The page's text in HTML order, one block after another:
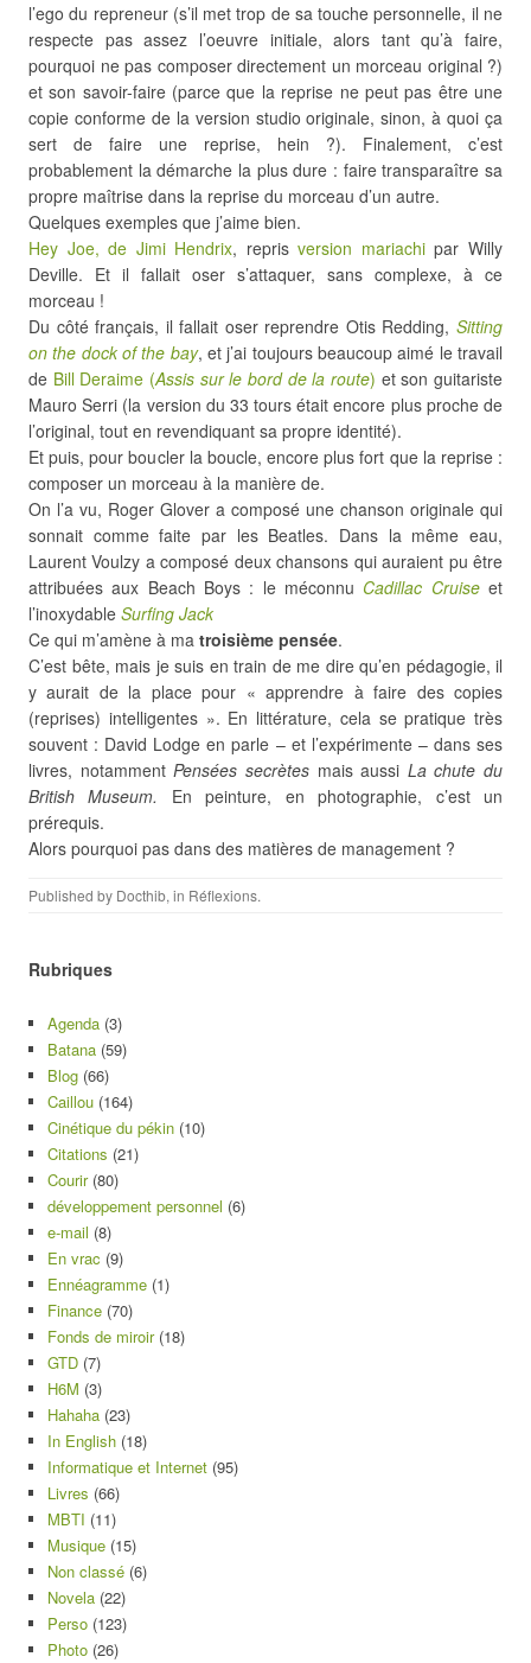
l’ego du repreneur (s’il met trop de sa touche personnelle, il ne
respecte pas assez l’oeuvre initiale, alors tant qu’à faire,
pourquoi ne pas composer directement un morceau original ?)
et son savoir-faire (parce que la reprise ne peut pas être une
copie conforme de la version studio originale, sinon, à quoi ça
sert de faire une reprise, hein ?). Finalement, c’est
probablement la démarche la plus dure : faire transparaître sa
propre maîtrise dans la reprise du morceau d’un autre.
Quelques exemples que j’aime bien.
Hey Joe, de Jimi Hendrix, reprisversion mariachipar Willy
Deville. Et il fallait oser s’attaquer, sans complexe, à ce
morceau !
Du côté français, il fallait oser reprendre Otis Redding, Sitting
on the dock of the bay, et j’ai toujours beaucoup aimé le travail
de Bill Deraime (Assis sur le bord de la route) et son guitariste
Mauro Serri (la version du 33 tours était encore plus proche de
l’original, tout en revendiquant sa propre identité).
Et puis, pour boucler la boucle, encore plus fort que la reprise :
composer un morceau à la manière de.
On l’a vu, Roger Glover a composé une chanson originale qui
sonnait comme faite par les Beatles. Dans la même eau,
Laurent Voulzy a composé deux chansons qui auraient pu être
attribuées aux Beach Boys : le méconnu Cadillac Cruiseet
l’inoxydable Surfing Jack
Ce qui m’amène à ma troisième pensée.
C’est bête, mais je suis en train de me dire qu’en pédagogie, il
y aurait de la place pour « apprendre à faire des copies
(reprises) intelligentes ». En littérature, cela se pratique très
souvent : David Lodge en parle – et l’expérimente – dans ses
livres, notammentPensées secrètesmais aussi La chute du
British Museum.
En peinture, en photographie, c’est un
prérequis.
Alors pourquoi pas dans des matières de management ?
Published by Docthib, in Réflexions.
Rubriques
Agenda (3)
Batana (59)
Blog (66)
Caillou (164)
Cinétique du pékin (10)
Citations (21)
Courir(80)
développement personnel (6)
e-mail (8)
En vrac (9)
Ennéagramme (1)
Finance (70)
Fonds de miroir(18)
GTD (7)
H6M (3)
Hahaha (23)
In English (18)
Informatique et Internet (95)
Livres (66)
MBTI (11)
Musique (15)
Non classé (6)
Novela (22)
Perso (123)
Photo (26)